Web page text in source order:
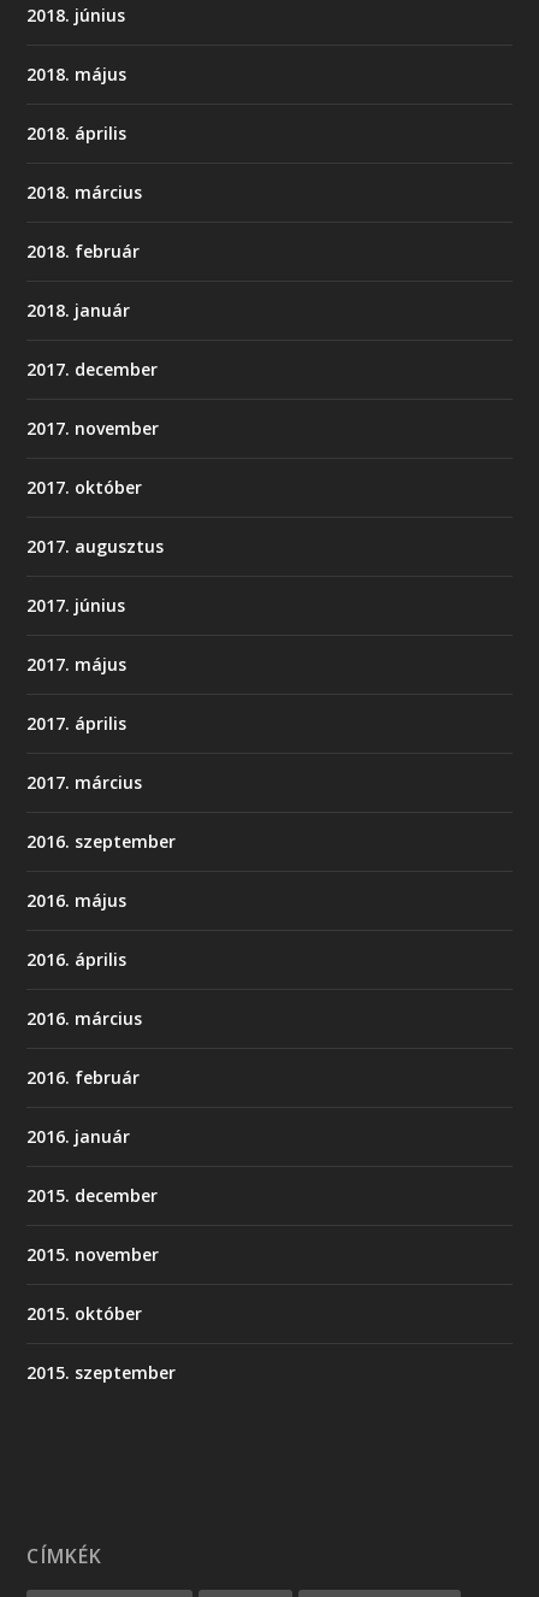
2018. június
2018. május
2018. április
2018. március
2018. február
2018. január
2017. december
2017. november
2017. október
2017. augusztus
2017. június
2017. május
2017. április
2017. március
2016. szeptember
2016. május
2016. április
2016. március
2016. február
2016. január
2015. december
2015. november
2015. október
2015. szeptember
CÍMKÉK